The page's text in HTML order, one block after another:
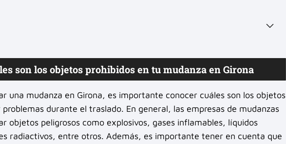
son los objetos prohibidos en tu mudanza en Girona
una mudanza en Girona, es importante conocer cuáles son los objetos
durante el traslado. En general, las empresas de mudanzas
objetos peligrosos como explosivos, gases inflamables, líquidos
radiactivos, entre otros. Además, es importante tener en cuenta que